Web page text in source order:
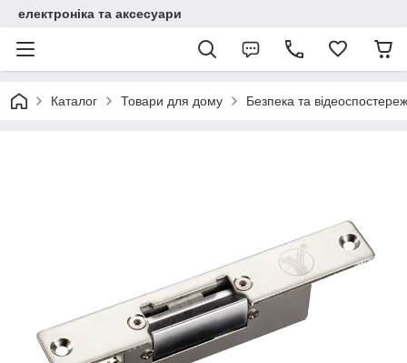
електроніка та аксесуари
Каталог Товари для дому Безпека та